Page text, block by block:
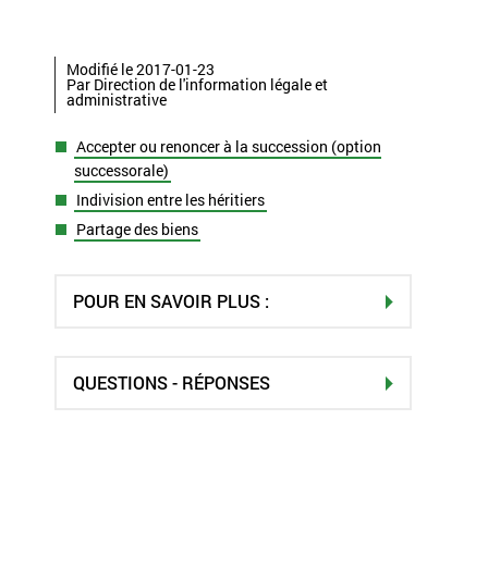
Modifié le 2017-01-23
Par Direction de l'information légale et
administrative
Accepter ou renoncer à la succession (option
successorale)
Indivision entre les héritiers
Partage des biens
POUR EN SAVOIR PLUS :
QUESTIONS - RÉPONSES